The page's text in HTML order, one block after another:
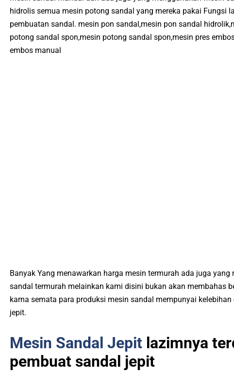
hidrolis semua mesin potong sandal yang mereka pakai Fungsi
pembuatan sandal. mesin pon sandal,mesin pon sandal
potong sandal spon,mesin potong sandal spon,mesin pres
embos manual
Banyak Yang menawarkan harga mesin termurah ada juga
sandal termurah melainkan kami disini bukan akan membahas
karna semata para produksi mesin sandal mempunyai
jepit.
Mesin Sandal Jepit lazimnya
pembuat sandal jepit